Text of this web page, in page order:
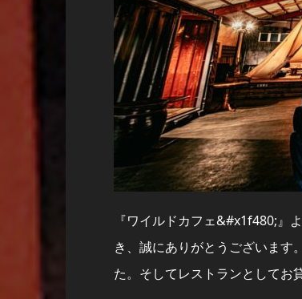
『ワイルドカフェ&#x1f480;』
き、誠にありがとうございます
た。そしてレストランとしてお